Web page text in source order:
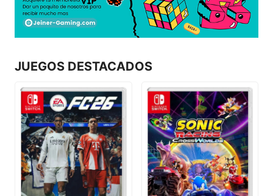
JUEGOS DESTACADOS